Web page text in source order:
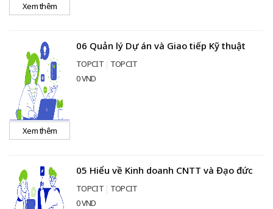
Xem thêm
06 Quản lý Dự án và Giao tiếp Kỹ thuật
TOPCIT
TOPCIT
0 VND
Xem thêm
05 Hiểu về Kinh doanh CNTT và Đạo đức
TOPCIT
TOPCIT
0 VND